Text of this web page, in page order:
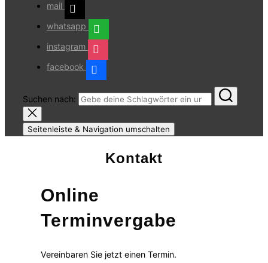
mail
whatsapp
instagram
facebook
Suchen nach:
Seitenleiste & Navigation umschalten
Kontakt
Online
Terminvergabe
Vereinbaren Sie jetzt einen Termin.